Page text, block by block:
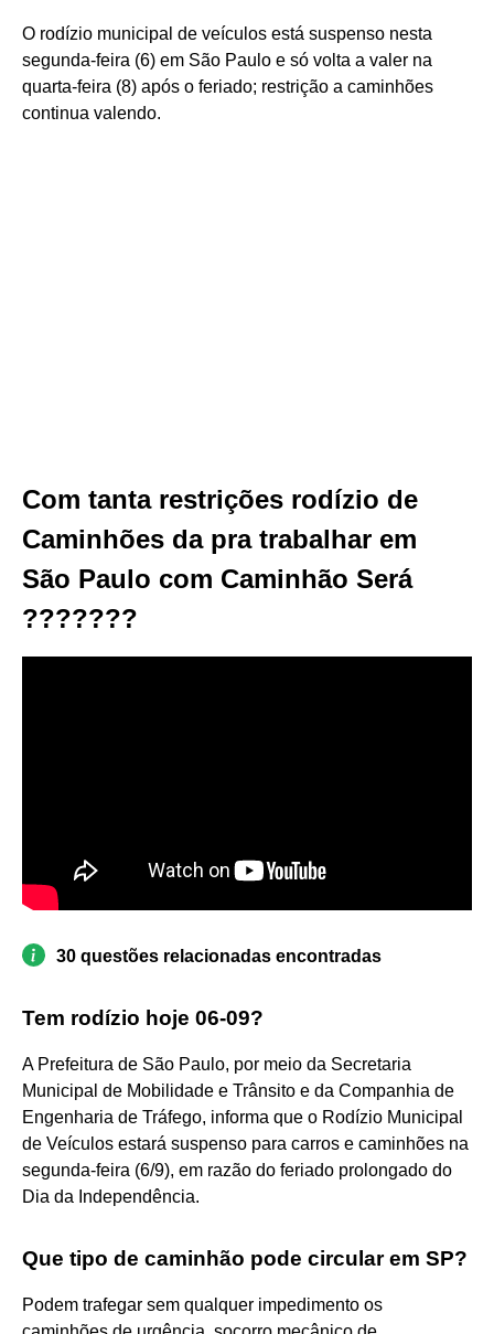
O rodízio municipal de veículos está suspenso nesta
segunda-feira (6) em São Paulo e só volta a valer na
quarta-feira (8) após o feriado; restrição a caminhões
continua valendo.
Com tanta restrições rodízio de
Caminhões da pra trabalhar em
São Paulo com Caminhão Será
???????
30 questões relacionadas encontradas
Tem rodízio hoje 06-09?
A Prefeitura de São Paulo, por meio da Secretaria
Municipal de Mobilidade e Trânsito e da Companhia de
Engenharia de Tráfego, informa que o Rodízio Municipal
de Veículos estará suspenso para carros e caminhões na
segunda-feira (6/9), em razão do feriado prolongado do
Dia da Independência.
Que tipo de caminhão pode circular em SP?
Podem trafegar sem qualquer impedimento os